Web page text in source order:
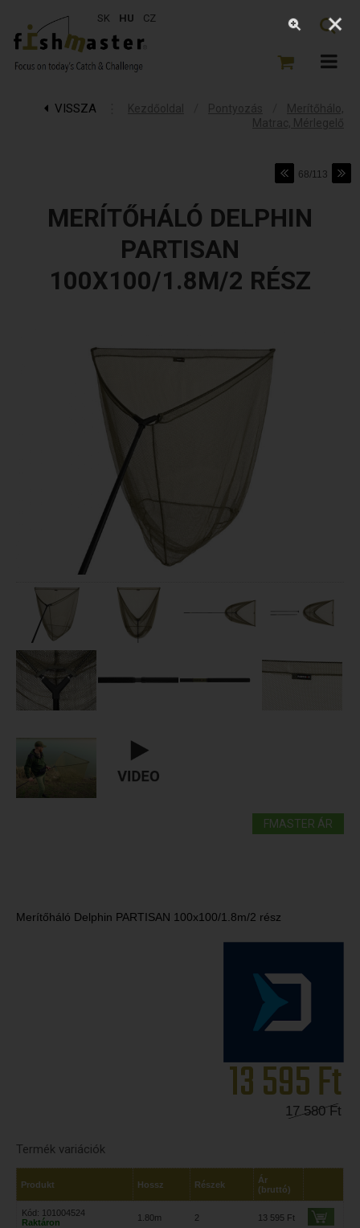
SK HU CZ
VISSZA Kezdőoldal Pontyozás
Merítőhálo,
Matrac, Mérlegelő
68/113
MERÍTŐHÁLÓ DELPHIN
PARTISAN
100X100/1.8M/2 RÉSZ
FMASTER ÁR
Merítőháló Delphin PARTISAN 100x100/1.8m/2 rész
13 595Ft
17 580Ft
Termék variációk
Produkt Hossz Részek
Ár
(bruttó)
Kód: 101004524
Raktáron
1.80m 2 13 595 Ft